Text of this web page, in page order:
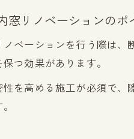
窓リノベーションのポ
ベーションを行う際は
つ効果があります。
を高める施工が必須で